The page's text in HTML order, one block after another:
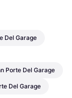
Del Garage
Porte Del Garage
Del Garage